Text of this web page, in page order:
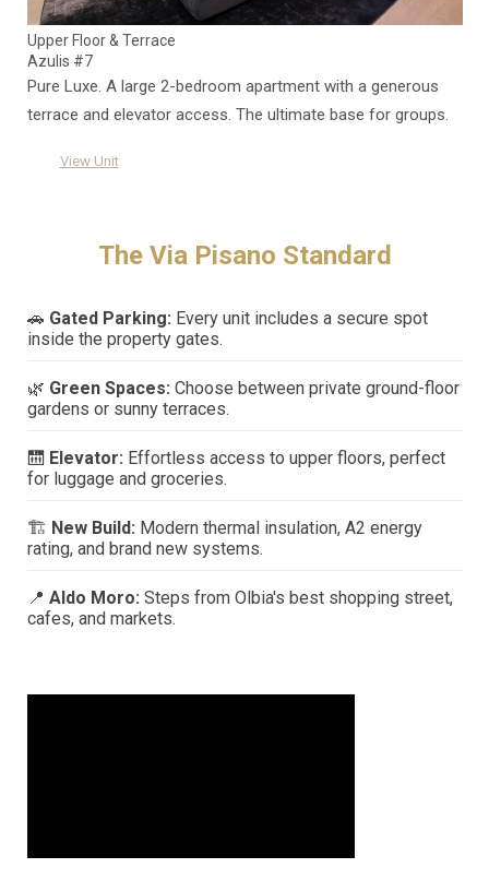
Upper Floor & Terrace
Azulis #7
Pure Luxe. A large 2-bedroom apartment with a generous
terrace and elevator access. The ultimate base for groups.
View Unit
The Via Pisano Standard
🚗 Gated Parking: Every unit includes a secure spot
inside the property gates.
🌿 Green Spaces: Choose between private ground-floor
gardens or sunny terraces.
🛗 Elevator: Effortless access to upper floors, perfect
for luggage and groceries.
🏗️ New Build: Modern thermal insulation, A2 energy
rating, and brand new systems.
📍 Aldo Moro: Steps from Olbia's best shopping street,
cafes, and markets.